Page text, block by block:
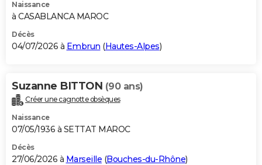
Naissance
à CASABLANCA MAROC
Décès
04/07/2026 à Embrun (Hautes-Alpes)
Suzanne BITTON (90 ans)
Créer une cagnotte obsèques
Naissance
07/05/1936 à SETTAT MAROC
Décès
27/06/2026 à Marseille (Bouches-du-Rhône)